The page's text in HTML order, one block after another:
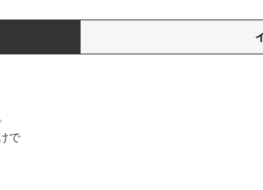
で